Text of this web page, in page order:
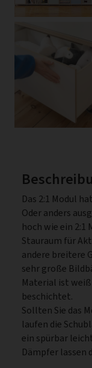
Das 2:1 Modul
Oder anders
hoch wie ein 2:1
Stauraum für
andere breitere
sehr große
Material ist
beschichtet.
Sollten Sie das
laufen die
ein spürbar
Dämpfer lassen